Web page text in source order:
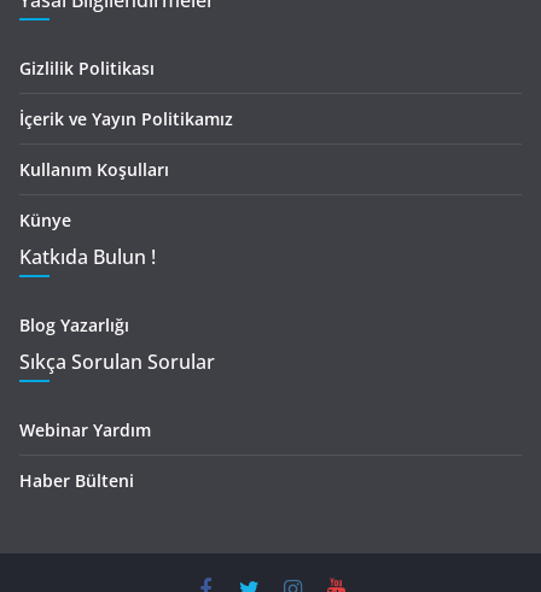
Gizlilik Politikası
İçerik ve Yayın Politikamız
Kullanım Koşulları
Künye
Katkıda Bulun !
Blog Yazarlığı
Sıkça Sorulan Sorular
Webinar Yardım
Haber Bülteni